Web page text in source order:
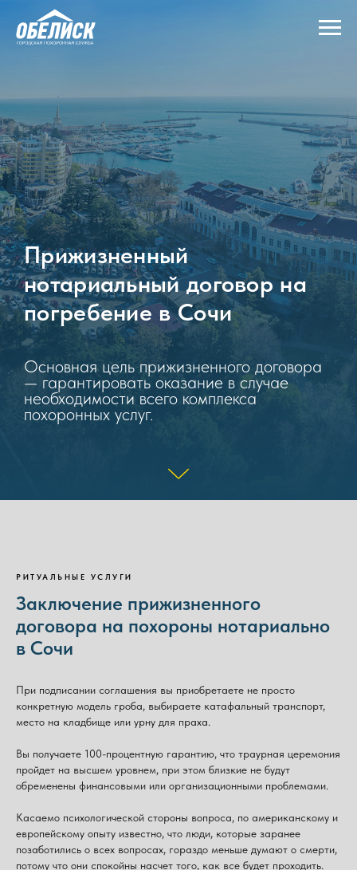
Прижизненный
нотариальный договор на
погребение в Сочи
Основная цель прижизненного договора
— гарантировать оказание в случае
необходимости всего комплекса
похоронных услуг.
РИТУАЛЬНЫЕ УСЛУГИ
Заключение прижизненного
договора на похороны нотариально
в Сочи
При подписании соглашения вы приобретаете не просто
конкретную модель гроба, выбираете катафальный транспорт,
место на кладбище или урну для праха.
Вы получаете 100-процентную гарантию, что траурная церемония
пройдет на высшем уровнем, при этом близкие не будут
обременены финансовыми или организационными проблемами.
Касаемо психологической стороны вопроса, по американскому и
европейскому опыту известно, что люди, которые заранее
позаботились о всех вопросах, гораздо меньше думают о смерти,
потому что они спокойны насчет того, как все будет проходить.